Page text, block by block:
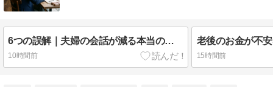
6つの誤解｜夫婦の会話が減る本当の原因と距離を縮める方法
10時間前 15時間前